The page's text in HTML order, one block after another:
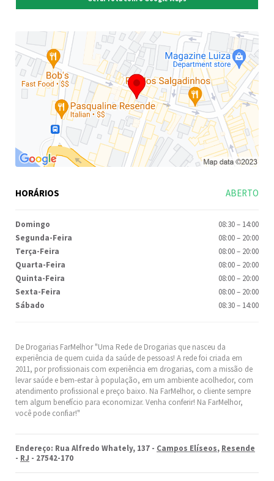
De Drogarias FarMelhor "Uma Rede de Drogarias que nasceu da
experiência de quem cuida da saúde de pessoas! A rede foi criada em
2011, por profissionais com experiência em drogarias, com a missão de
levar saúde e bem-estar à população, em um ambiente acolhedor, com
atendimento profissional e preço baixo. Na FarMelhor, o cliente sempre
tem algum benefício para economizar. Venha conferir! Na FarMelhor,
você pode confiar!"
Endereço: Rua Alfredo Whately, 137 - Campos Elíseos, Resende
- RJ - 27542-170
HORÁRIOS ABERTO
Domingo 08:30– 14:00
Segunda-Feira
08:00– 20:00
Terça-Feira
08:00– 20:00
Quarta-Feira
08:00– 20:00
Quinta-Feira
08:00– 20:00
Sexta-Feira
08:00– 20:00
Sábado
08:30– 14:00